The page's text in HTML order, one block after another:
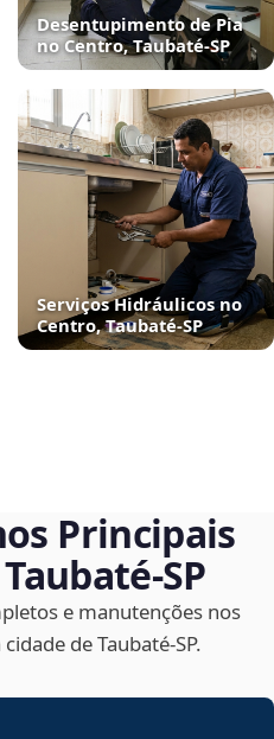
Desentupimento de Pia
no Centro, Taubaté‑SP
Serviços Hidráulicos no
Centro, Taubaté‑SP
Principais
e manutenções nos
de Taubaté‑SP.